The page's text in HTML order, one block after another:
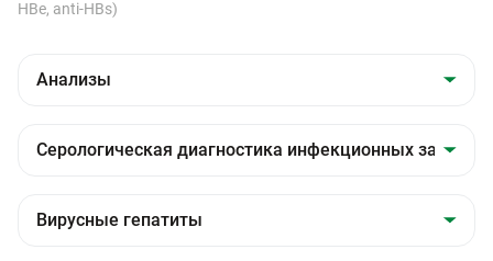
HBe, anti-HBs)